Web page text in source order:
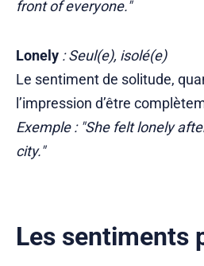
front of everyone."
Lonely : Seul(e), isolé(e)
Le sentiment de solitude,
l’impression d’être
Exemple : "She felt lonely
city."
Les sentiments